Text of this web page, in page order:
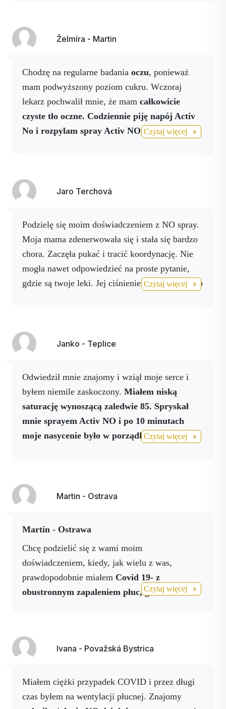
Želmíra - Martin
Chodzę na regularne badania oczu, ponieważ
mam podwyższony poziom cukru. Wczoraj
lekarz pochwalił mnie, że mam całkowicie
czyste tło oczne. Codziennie piję napój Activ
No i rozpylam spray Activ NO + kapsułki
Czytaj więcej
Jaro Terchová
Podzielę się moim doświadczeniem z NO spray.
Moja mama zdenerwowała się i stała się bardzo
chora. Zaczęła pukać i tracić koordynację. Nie
mogła nawet odpowiedzieć na proste pytanie,
gdzie są twoje leki. Jej ciśnienie krwi wzrosło do
przyniosłem i spryskałem wszędzie głowę,
Ciśnienie krwi zaczęło spadać, przypomniała
sobie nawet, gdzie są jej leki i znacznie się
poprawiła. To było moje doświadczenie z NO
spray. Wierzę, że to uratowało moją mamę na ten
jeden raz i od tego czasu ma go pod ręką w
Czytaj więcej
Janko - Teplice
Odwiedził mnie znajomy i wziął moje serce i
byłem niemile zaskoczony. Miałem niską
saturację wynoszącą zaledwie 85. Spryskał
mnie sprayem Activ NO i po 10 minutach
moje nasycenie było w porządku,co
Czytaj więcej
Martin - Ostrava
Martin - Ostrawa
Chcę podzielić się z wami moim
doświadczeniem, kiedy, jak wielu z was,
prawdopodobnie miałem Covid 19- z
obustronnym zapaleniem płuc, gdzie nasze
zamówić urządzenie wiwe. Podczas jednego z
pomiarów urządzenie ponownie pokazało mi
górnym rogu byłczerwony trójkąt.Zdarzyło się
to po raz pierwszy, więc nie zwróciłem na to
Czytaj więcej
Ivana - Považská Bystrica
Miałem ciężki przypadek COVID i przez długi
czas byłem na wentylacji płucnej. Znajomy